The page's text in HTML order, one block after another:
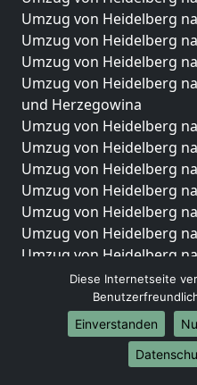
Umzug von Heidelberg
Umzug von Heidelberg
Umzug von Heidelberg
Umzug von Heidelberg
und Herzegowina
Umzug von Heidelberg
Umzug von Heidelberg
Umzug von Heidelberg
Umzug von Heidelberg
Umzug von Heidelberg
Umzug von Heidelberg
Umzug von Heidelberg
Umzug von Heidelberg
Umzug von Heidelberg
Umzug von Heidelberg
Umzug von Heidelberg
Umzug von Heidelberg
Diese Internetseite
Einverstanden